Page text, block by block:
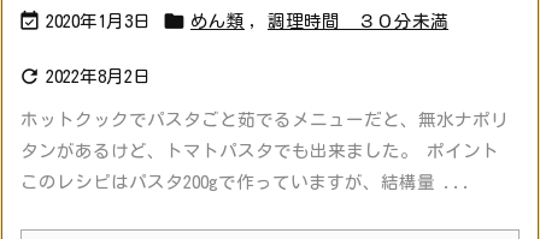
 2020年1月3日  めん類 , 調理時間 ３０分未満
 2022年8月2日
ホットクックでパスタごと茹でるメニューだと、無水ナポリ
タンがあるけど、トマトパスタでも出来ました。 ポイント
このレシピはパスタ200gで作っていますが、結構量 ...